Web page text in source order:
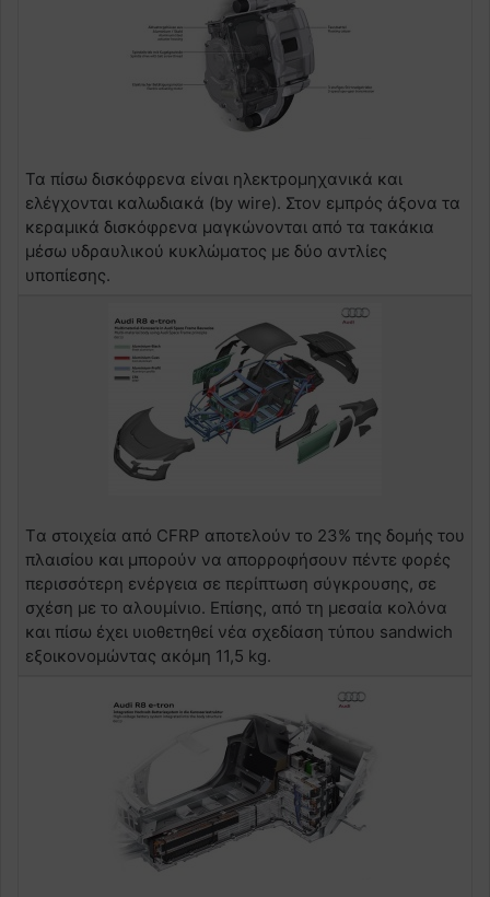
Τα πίσω δισκόφρενα είναι ηλεκτρομηχανικά και
ελέγχονται καλωδιακά (by wire). Στον εμπρός άξονα τα
κεραμικά δισκόφρενα μαγκώνονται από τα τακάκια
μέσω υδραυλικού κυκλώματος με δύο αντλίες
υποπίεσης.
Tα στοιχεία από CFRP αποτελούν το 23% της δομής του
πλαισίου και μπορούν να απορροφήσουν πέντε φορές
περισσότερη ενέργεια σε περίπτωση σύγκρουσης, σε
σχέση με το αλουμίνιο. Επίσης, από τη μεσαία κολόνα
και πίσω έχει υιοθετηθεί νέα σχεδίαση τύπου sandwich
εξοικονομώντας ακόμη 11,5 kg.